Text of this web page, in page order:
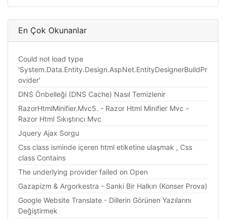
En Çok Okunanlar
Could not load type
'System.Data.Entity.Design.AspNet.EntityDesignerBuildPr
ovider'
DNS Önbelleği (DNS Cache) Nasıl Temizlenir
RazorHtmlMinifier.Mvc5. - Razor Html Minifier Mvc -
Razor Html Sıkıştırıcı Mvc
Jquery Ajax Sorgu
Css class isminde içeren html etiketine ulaşmak , Css
class Contains
The underlying provider failed on Open
Gazapizm & Argorkestra - Sanki Bir Halkın (Konser Prova)
Google Website Translate - Dillerin Görünen Yazılarını
Değiştirmek